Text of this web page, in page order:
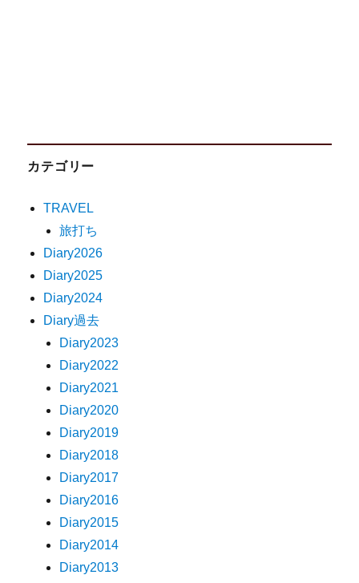
カテゴリー
TRAVEL
旅打ち
Diary2026
Diary2025
Diary2024
Diary過去
Diary2023
Diary2022
Diary2021
Diary2020
Diary2019
Diary2018
Diary2017
Diary2016
Diary2015
Diary2014
Diary2013